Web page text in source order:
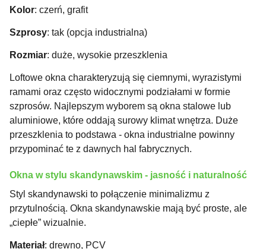
Kolor: czerń, grafit
Szprosy: tak (opcja industrialna)
Rozmiar: duże, wysokie przeszklenia
Loftowe okna charakteryzują się ciemnymi, wyrazistymi
ramami oraz często widocznymi podziałami w formie
szprosów. Najlepszym wyborem są okna stalowe lub
aluminiowe, które oddają surowy klimat wnętrza. Duże
przeszklenia to podstawa - okna industrialne powinny
przypominać te z dawnych hal fabrycznych.
Okna w stylu skandynawskim - jasność i naturalność
Styl skandynawski to połączenie minimalizmu z
przytulnością. Okna skandynawskie mają być proste, ale
„ciepłe” wizualnie.
Materiał: drewno, PCV